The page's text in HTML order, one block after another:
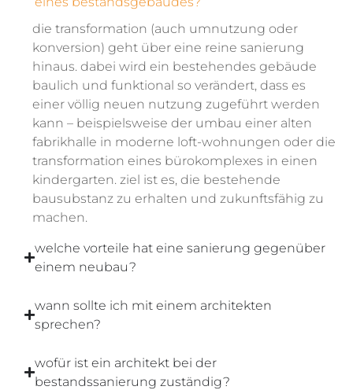
die transformation (auch umnutzung oder
konversion) geht über eine reine sanierung
hinaus. dabei wird ein bestehendes gebäude
baulich und funktional so verändert, dass es
einer völlig neuen nutzung zugeführt werden
kann – beispielsweise der umbau einer alten
fabrikhalle in moderne loft-wohnungen oder die
transformation eines bürokomplexes in einen
kindergarten. ziel ist es, die bestehende
bausubstanz zu erhalten und zukunftsfähig zu
machen.
welche vorteile hat eine sanierung gegenüber
einem neubau?
wann sollte ich mit einem architekten
sprechen?
wofür ist ein architekt bei der
bestandssanierung zuständig?